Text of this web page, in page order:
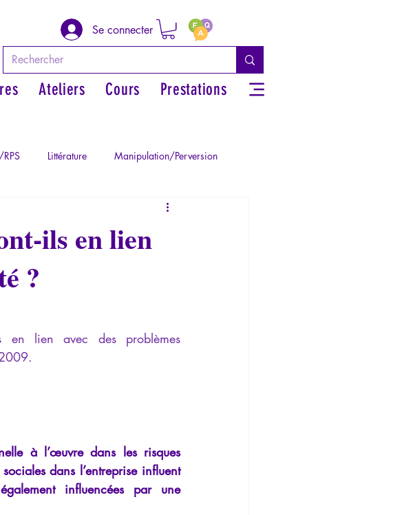
Se connecter
Ateliers Cours Prestations
Littérature Manipulation/Perversion
pouvoir personnel
ils en lien
?
en lien avec des problèmes
à l’œuvre dans les risques
dans l’entreprise influent
influencées par une